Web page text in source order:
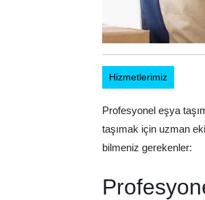
Hizmetlerimiz
Profesyonel eşya
taşımak için uzman
bilmeniz gerekenler: